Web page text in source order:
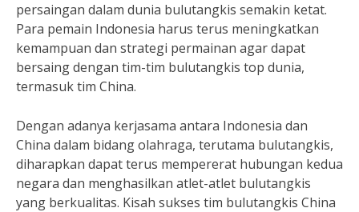
persaingan dalam dunia bulutangkis semakin ketat.
Para pemain Indonesia harus terus meningkatkan
kemampuan dan strategi permainan agar dapat
bersaing dengan tim-tim bulutangkis top dunia,
termasuk tim China.
Dengan adanya kerjasama antara Indonesia dan
China dalam bidang olahraga, terutama bulutangkis,
diharapkan dapat terus mempererat hubungan kedua
negara dan menghasilkan atlet-atlet bulutangkis
yang berkualitas. Kisah sukses tim bulutangkis China